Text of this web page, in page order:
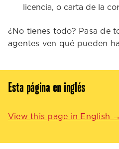
licencia, o carta de la
¿No tienes todo? Pasa de
agentes ven qué pueden
Esta página en inglés
View this page in English →